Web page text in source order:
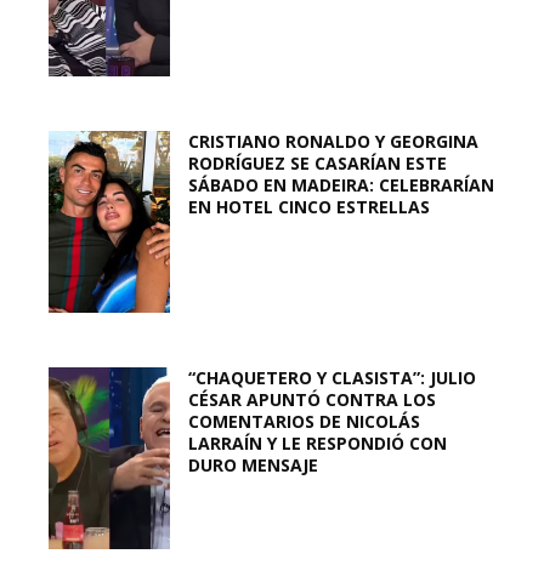
CRISTIANO RONALDO Y GEORGINA
RODRÍGUEZ SE CASARÍAN ESTE
SÁBADO EN MADEIRA: CELEBRARÍAN
EN HOTEL CINCO ESTRELLAS
“CHAQUETERO Y CLASISTA”: JULIO
CÉSAR APUNTÓ CONTRA LOS
COMENTARIOS DE NICOLÁS
LARRAÍN Y LE RESPONDIÓ CON
DURO MENSAJE